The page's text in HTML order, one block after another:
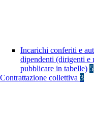
Incarichi conferiti e
dipendenti (dirigenti e
pubblicare in tabelle) 5
Contrattazione collettiva 3